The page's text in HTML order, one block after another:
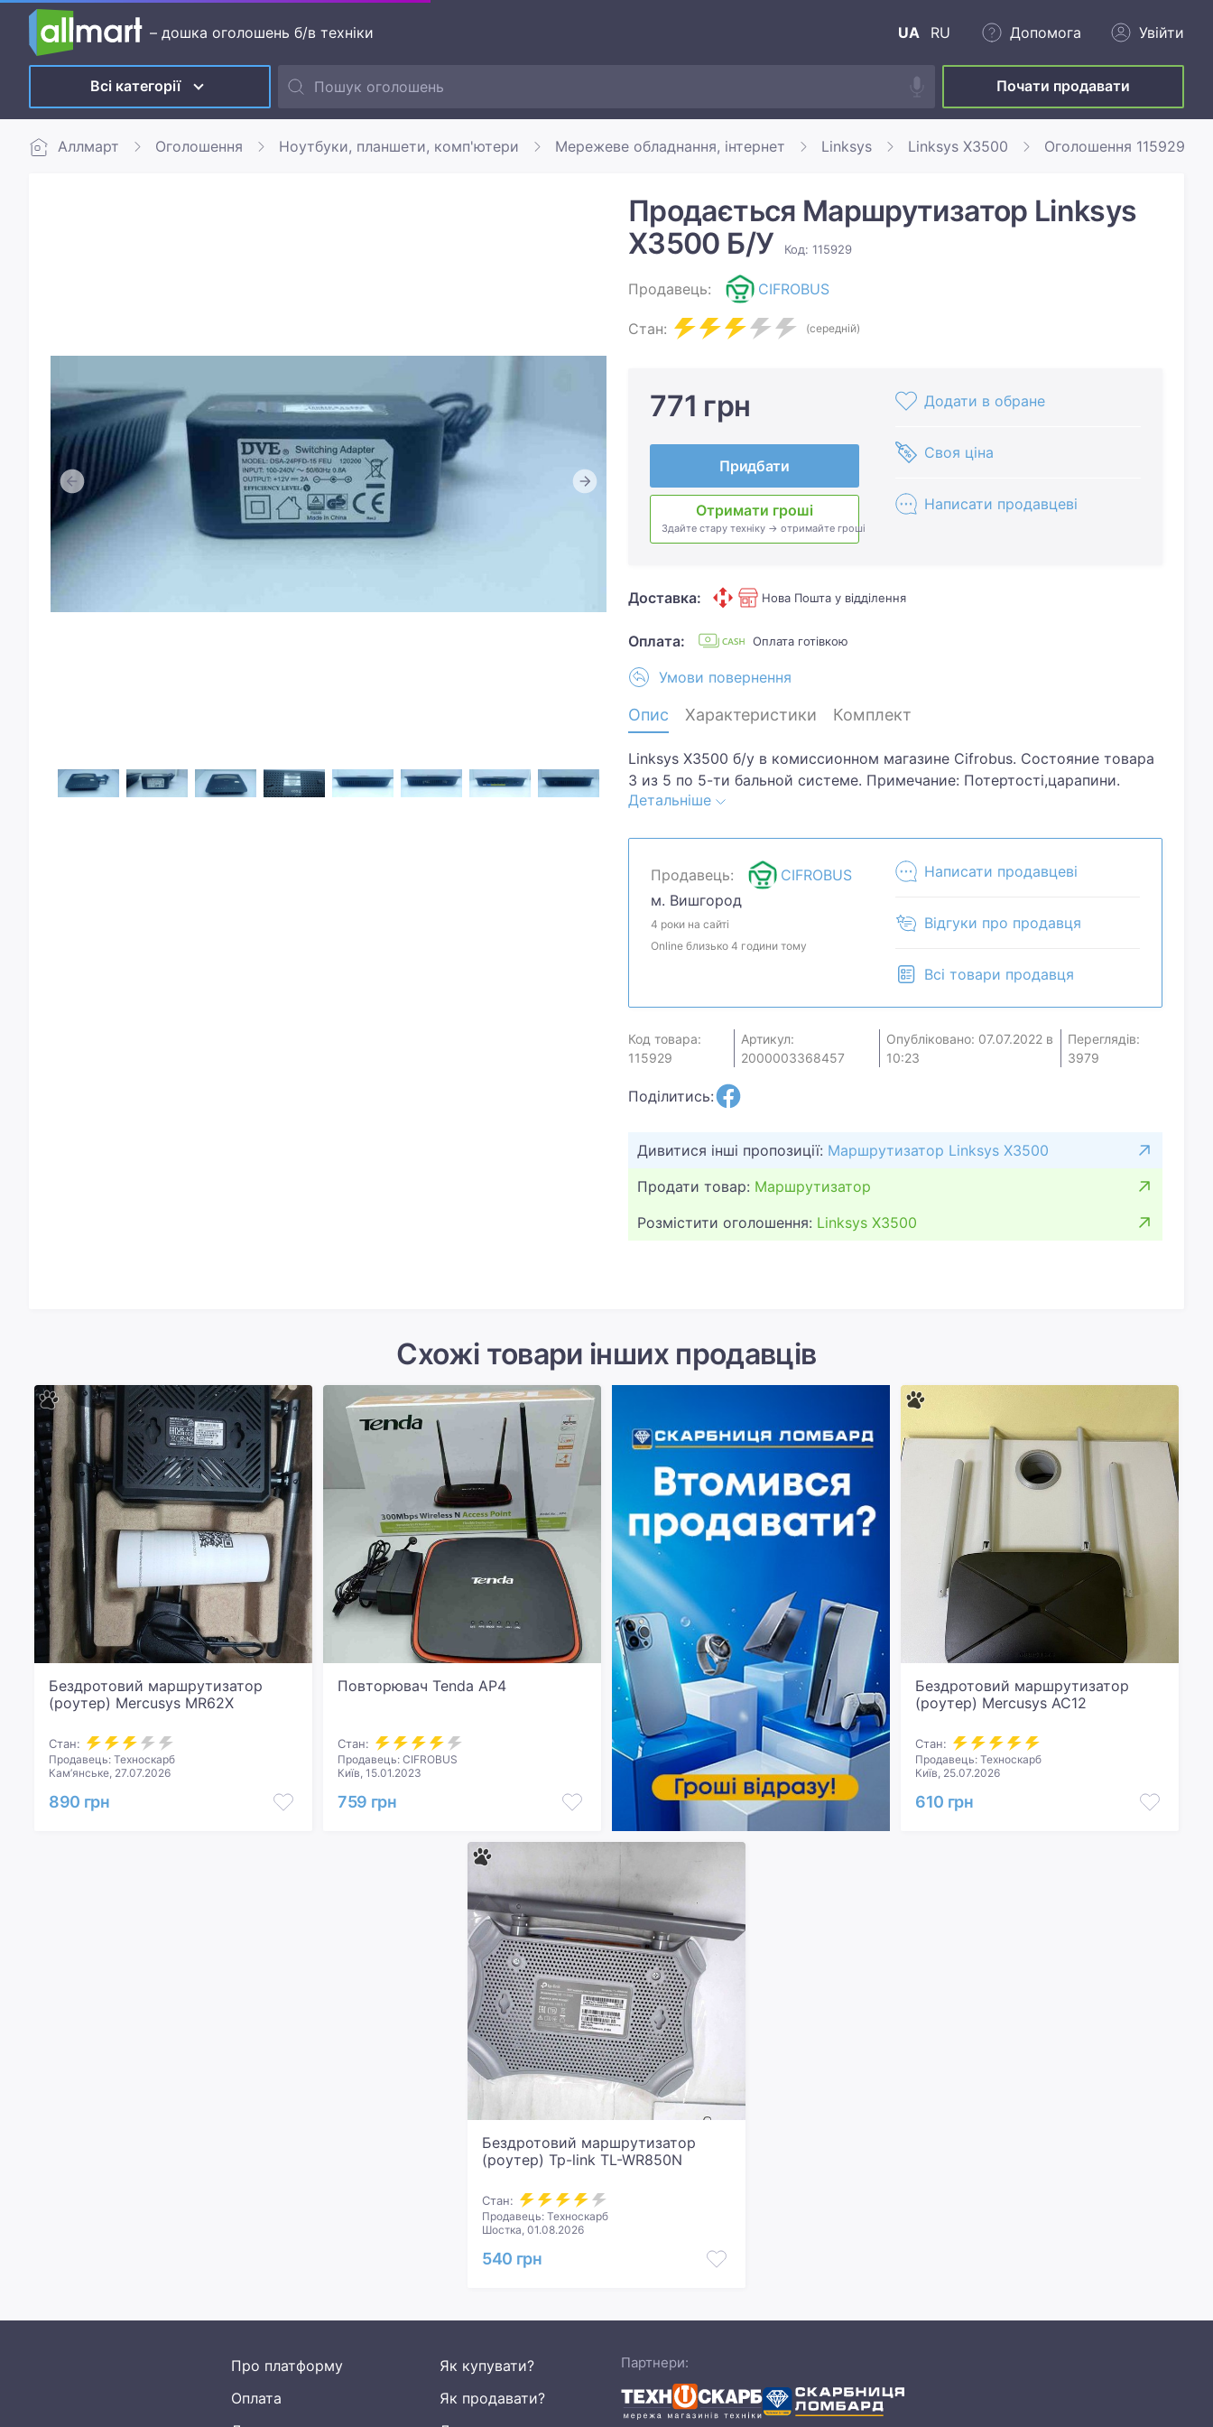
– дошка оголошень б/в техніки UA RU Допомога Увійти
Всі категорії Почати продавати
Аллмарт Оголошення Ноутбуки, планшети, комп'ютери Мережеве обладнання, інтернет Linksys Linksys X3500 Оголошення 115929
Продається Маршрутизатор Linksys
X3500 Б/У
Код: 115929
Продавець: CIFROBUS
Стан: (середній)
771 грн
Придбати
Отримати гроші
Здайте стару техніку → отримайте гроші
Додати в обране
Своя ціна
Написати продавцеві
Доставка: Нова Пошта у відділення
Оплата: Оплата готівкою
Умови повернення
Опис Характеристики Комплект
Linksys X3500 б/у в комиссионном магазине Cifrobus. Состояние товара
3 из 5 по 5-ти бальной системе. Примечание: Потертості,царапини.
Комплектация товара: Блок живлення.Хотите скидку? Давайте обсудим.
наличие и комплектацию у менеджера. Товар может быть продан в
розничном магазине.
Детальніше
Продавець:
CIFROBUS
м. Вишгород
4 роки на сайті
Online близько 4 години тому
Написати продавцеві
Відгуки про продавця
Всі товари продавця
Код товара:
115929
Артикул:
2000003368457
Опубліковано: 07.07.2022 в
10:23
Переглядів:
3979
Поділитись:
Дивитися інші пропозиції: Маршрутизатор Linksys X3500
Продати товар: Маршрутизатор
Розмістити оголошення: Linksys X3500
Схожі товари інших продавців
Бездротовий маршрутизатор
(роутер) Mercusys MR62X
Стан:
Продавець: Техноскарб
Кам’янське, 27.07.2026
890 грн
Повторювач Tenda AP4
Стан:
Продавець: CIFROBUS
Київ, 15.01.2023
759 грн
Бездротовий маршрутизатор
(роутер) Mercusys AC12
Стан:
Продавець: Техноскарб
Київ, 25.07.2026
610 грн
Бездротовий маршрутизатор
(роутер) Tp-link TL-WR850N
Стан:
Продавець: Техноскарб
Шостка, 01.08.2026
540 грн
Про платформу
Оплата
Як купувати?
Як продавати?
Партнери: